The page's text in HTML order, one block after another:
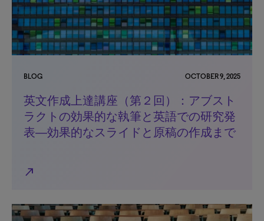
BLOG OCTOBER 9, 2025
英文作成上達講座（第２回）：アブスト
ラクトの効果的な執筆と英語での研究発
表―効果的なスライドと原稿の作成まで
north_east